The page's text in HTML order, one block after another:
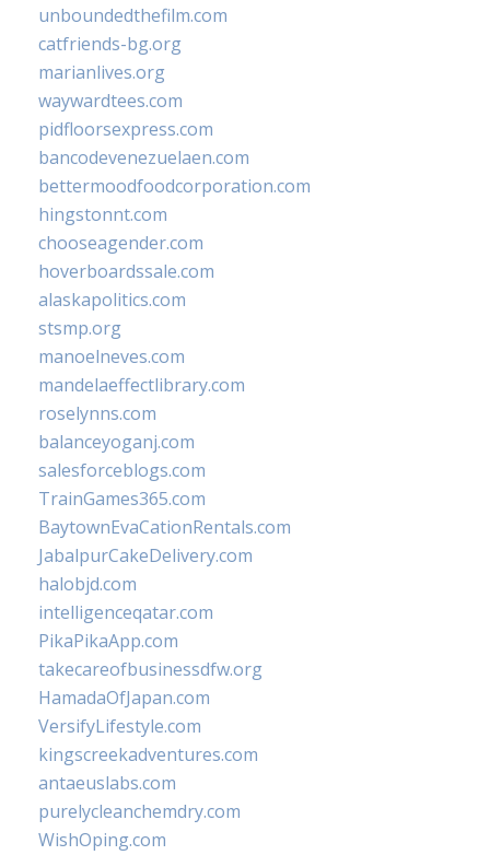
unboundedthefilm.com
catfriends-bg.org
marianlives.org
waywardtees.com
pidfloorsexpress.com
bancodevenezuelaen.com
bettermoodfoodcorporation.com
hingstonnt.com
chooseagender.com
hoverboardssale.com
alaskapolitics.com
stsmp.org
manoelneves.com
mandelaeffectlibrary.com
roselynns.com
balanceyoganj.com
salesforceblogs.com
TrainGames365.com
BaytownEvaCationRentals.com
JabalpurCakeDelivery.com
halobjd.com
intelligenceqatar.com
PikaPikaApp.com
takecareofbusinessdfw.org
HamadaOfJapan.com
VersifyLifestyle.com
kingscreekadventures.com
antaeuslabs.com
purelycleanchemdry.com
WishOping.com